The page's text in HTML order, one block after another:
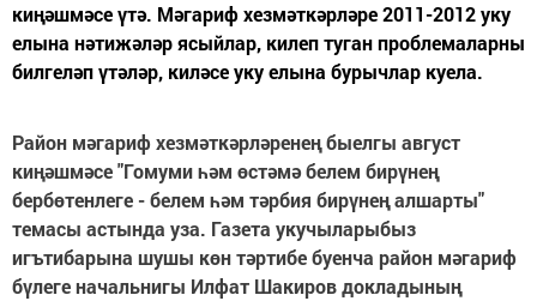
киңәшмәсе үтә. Мәгариф хезмәткәрләре 2011-2012 уку
елына нәтижәләр ясыйлар, килеп туган проблемаларны
билгеләп үтәләр, киләсе уку елына бурычлар куела.
Район мәгариф хезмәткәрләренең быелгы август
киңәшмәсе "Гомуми һәм өстәмә белем бирүнең
бербөтенлеге - белем һәм тәрбия бирүнең алшарты"
темасы астында уза. Газета укучыларыбыз
игътибарына шушы көн тәртибе буенча район мәгариф
бүлеге начальнигы Илфат Шакиров докладының